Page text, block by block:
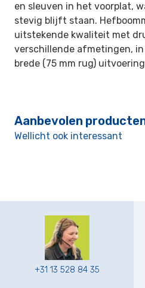
en sleuven in het voorplat,
stevig blijft staan.
uitstekende kwaliteit met
verschillende afmetingen, in
brede (75 mm rug)
Aanbevolen
Wellicht ook interessant
+31 13 528 84 35